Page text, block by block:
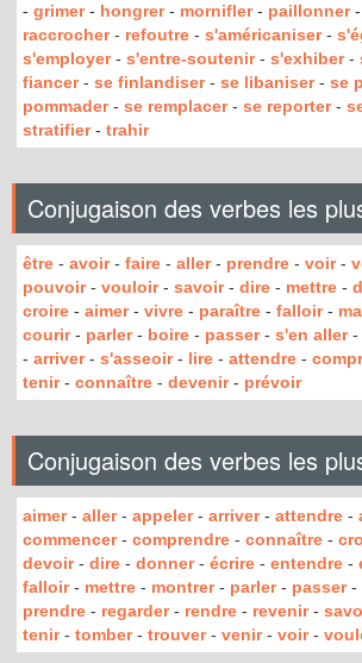
- grimer- hongrer- mornifler- paillonner-
raccrocher- refoutre - s'américaniser-
s'employer- s'entre-soutenir- s'exhiber-
fiancer- se finlandiser- se libaniser- se
pommader- se remplacer- se reporter-
stratifier- trahir
Conjugaison des verbes les
être - avoir- faire - aller- prendre - voir-
pouvoir- vouloir- savoir- dire - mettre -
croire - aimer- vivre - paraître - falloir-
courir- parler- boire - passer- s'en aller-
- arriver- s'asseoir- lire - attendre -
tenir- connaître - devenir- prévoir
Conjugaison des verbes les
aimer- aller- appeler- arriver- attendre -
commencer- comprendre - connaître -
devoir- dire - donner- écrire - entendre -
falloir- mettre - montrer- parler- passer-
prendre - regarder- rendre - revenir-
tenir- tomber- trouver- venir- voir-